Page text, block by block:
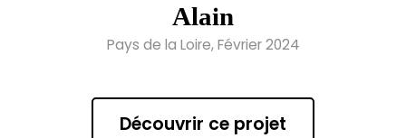
Alain
Pays de la Loire, Février 2024
Découvrir ce projet